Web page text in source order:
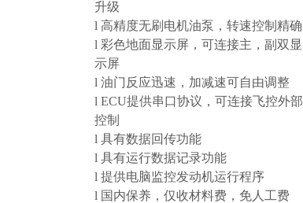
升级
l 高精度无刷电机油泵，转速控制精确
l 彩色地面显示屏，可连接主，副双显
示屏
l 油门反应迅速，加减速可自由调整
l ECU提供串口协议，可连接飞控外部
控制
l 具有数据回传功能
l 具有运行数据记录功能
l 提供电脑监控发动机运行程序
l 国内保养，仅收材料费，免人工费